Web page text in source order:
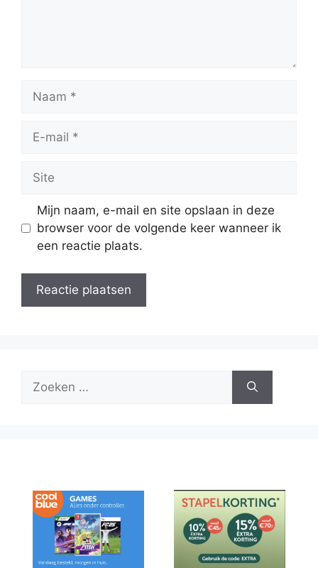
Naam
Site
Mijn naam, e-mail en site opslaan in deze
browser voor de volgende keer wanneer ik
een reactie plaats.
naar: